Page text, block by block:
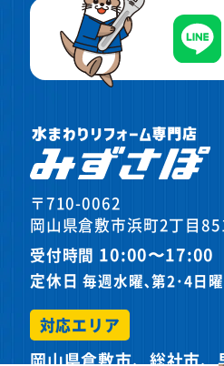
〒710-0062
岡山県倉敷市浜町2丁目
受付時間 10:00〜17:00
定休日毎週水曜､第2･4日曜
対応エリア
岡山県倉敷市、総社市、